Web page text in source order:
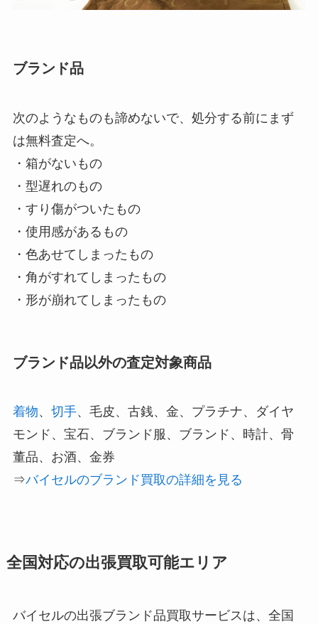
ブランド品
次のようなものも諦めないで、処分する前にまず
は無料査定へ。
・箱がないもの
・型遅れのもの
・すり傷がついたもの
・使用感があるもの
・色あせてしまったもの
・角がすれてしまったもの
・形が崩れてしまったもの
ブランド品以外の査定対象商品
着物、 切手、毛皮、古銭、金、プラチナ、ダイヤ
モンド、宝石、ブランド服、ブランド、時計、骨
董品、お酒、金券
⇒バイセルのブランド買取の詳細を見る
全国対応の出張買取可能エリア
バイセルの出張ブランド品買取サービスは、全国